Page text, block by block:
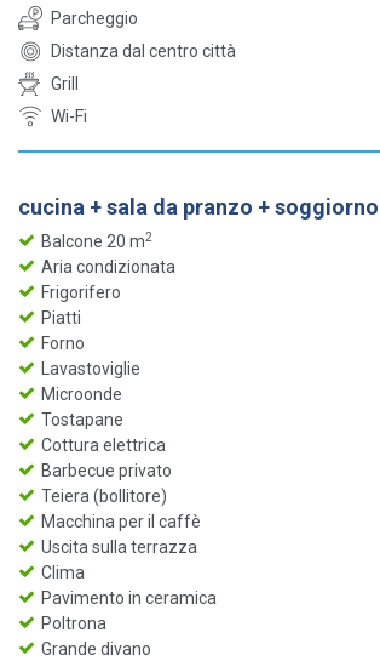
Parcheggio
Distanza dal centro città
Grill
Wi-Fi
cucina + sala da pranzo + soggiorno
Balcone 20 m2
Aria condizionata
Frigorifero
Piatti
Forno
Lavastoviglie
Microonde
Tostapane
Cottura elettrica
Barbecue privato
Teiera (bollitore)
Macchina per il caffè
Uscita sulla terrazza
Clima
Pavimento in ceramica
Poltrona
Grande divano